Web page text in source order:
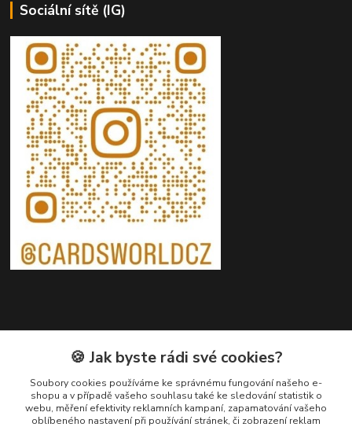
Sociální sítě (IG)
Petr Ježík
+420 607 583 609
(Po-Pá, 8-16 hod.)
🍪 Jak byste rádi své cookies?
Soubory cookies používáme ke správnému fungování našeho e-
shopu a v případě vašeho souhlasu také ke sledování statistik o
webu, měření efektivity reklamních kampaní, zapamatování vašeho
oblíbeného nastavení při používání stránek, či zobrazení reklam